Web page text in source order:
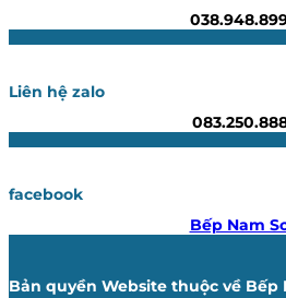
Liên hệ zalo
facebook
Bếp Nam
Bản quyền Website thuộc về Bếp